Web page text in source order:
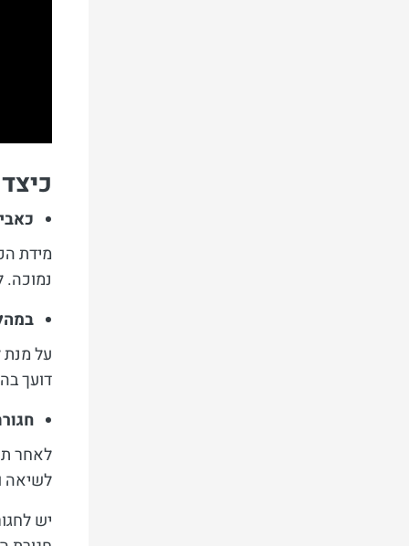
מידת
נמוכה.
על
דועך
לאחר
לשיאה
יש